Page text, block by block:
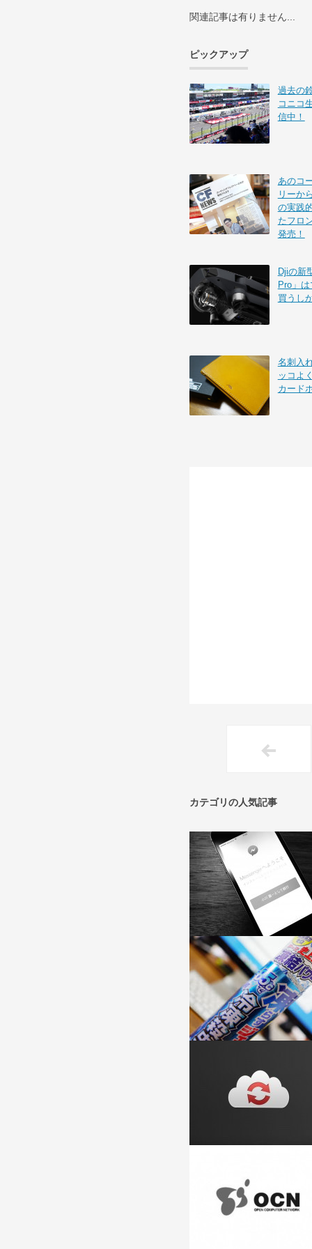
関連記事は有りません...
ピックアップ
過去の
コニコ
信中！
あのコ
リーか
の実践
たフロ
発売！
Djiの新
Pro」
買うし
名刺入
ッコよ
カード
カテゴリの人気記事